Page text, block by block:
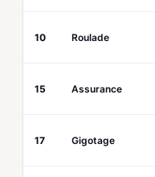
10 Roulade
15 Assurance
17 Gigotage